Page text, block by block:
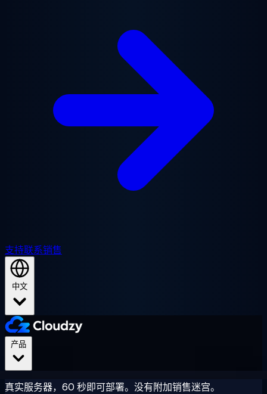
支持联系销售
中文
真实服务器，60 秒即可部署。没有附加销售迷宫。